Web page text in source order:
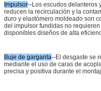
Impulsor--Los escudos delanteros
reducen la recirculación y la
duro y elastómero moldeado son
del impulsor fundidas no
disponibles diseños de alta
Buje de garganta--El desgaste se
mediante el uso de caras de
precisa y positiva durante el